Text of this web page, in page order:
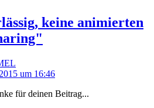
keine animierten
um 16:46
für deinen Beitrag...